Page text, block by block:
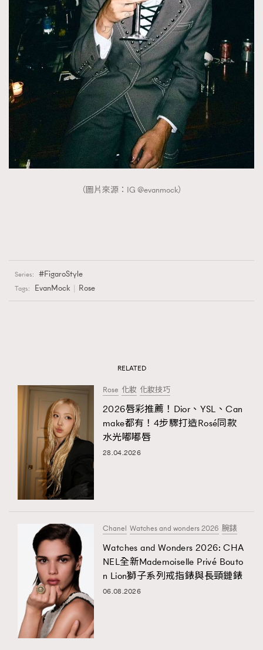
（圖片來源：IG @evanmock）
Series: FigaroStyle
Tags: EvanMock Rose
RELATED
Rose 化妝 化妝技巧
2026唇彩推薦！Dior、YSL、Can
make都有！4步驟打造Rosé同款
水光嘟嘟唇
28.04.2026
Chanel Watches and wonders 2026 腕錶
Watches and Wonders 2026: CHA
NEL全新Mademoiselle Privé Bouto
n Lion獅子系列戒指錶與長頸鏈錶
06.08.2026